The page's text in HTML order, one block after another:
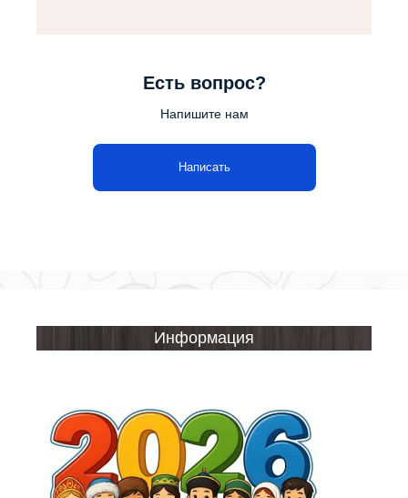
Есть вопрос?
Напишите нам
Написать
Информация